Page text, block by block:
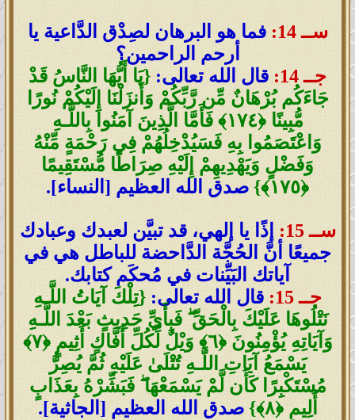
ســ 14:
فما هو البرهان لصِدْق الدَّاعية يا
أرحم الراحمين؟
جــ 14:
قال الله تعالى: {يَا أَيُّهَا النَّاسُ قَدْ
جَاءَكُم بُرْهَانٌ مِّن رَّبِّكُمْ وَأَنزَلْنَا إِلَيْكُمْ نُورًا
مُّبِينًا ﴿١٧٤﴾ فَأَمَّا الَّذِينَ آمَنُوا بِاللَّـهِ
وَاعْتَصَمُوا بِهِ فَسَيُدْخِلُهُمْ فِي رَحْمَةٍ مِّنْهُ
وَفَضْلٍ وَيَهْدِيهِمْ إِلَيْهِ صِرَاطًا مُّسْتَقِيمًا
﴿١٧٥﴾}
صدق الله العظيم [النساء].
ســ 15:
إذًا يا إلهي، قد تبيَّن لعبدك وعبادك
جميعًا أنَّ الحُجَّة الدَّاحضة للباطل هي في
آياتك البَيِّنات في مُحكَم كتابك.
جــ 15:
قال الله تعالى: {تِلْكَ آيَاتُ اللَّـهِ
نَتْلُوهَا عَلَيْكَ بِالْحَقِّ ۖ فَبِأَيِّ حَدِيثٍ بَعْدَ اللَّـهِ
وَآيَاتِهِ يُؤْمِنُونَ ﴿٦﴾ وَيْلٌ لِّكُلِّ أَفَّاكٍ أَثِيمٍ ﴿٧﴾
يَسْمَعُ آيَاتِ اللَّـهِ تُتْلَىٰ عَلَيْهِ ثُمَّ يُصِرُّ
مُسْتَكْبِرًا كَأَن لَّمْ يَسْمَعْهَا ۖ فَبَشِّرْهُ بِعَذَابٍ
أَلِيمٍ ﴿٨﴾}
صدق الله العظيم [الجاثية].